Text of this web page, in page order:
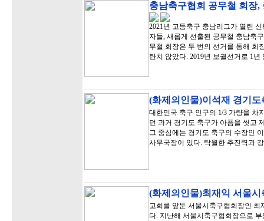
충남축구협회 공무철 회장
2021년 고등축구 충남리그가 열린
자들, 새롭게 선출된 공무철 충남축
무철 회장은 두 번의 선거를 통해 회
탄치 않았다. 2019년 보궐선거로 1
(화제의인물)이석재 경기
대한민국 축구 인구의 1/3 가량을 차
던 과거 경기도 축구가 아픔을 씻고
그 중심에는 경기도 축구의 수장인
사무국장이 있다. 탁월한 추진력과
(화제의인물)최재익 서울
고희를 앞둔 서울시축구협회장인
다. 지난해 서울시축구협회장으로